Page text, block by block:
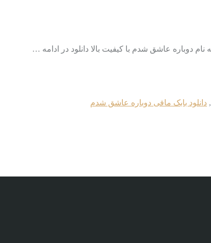
, دانلود بابک مافی دوباره عاشق شدم